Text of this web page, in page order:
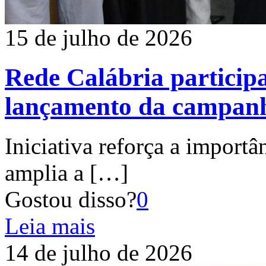
15 de julho de 2026
Rede Calábria
lançamento da
Iniciativa reforça a
amplia a […]
Gostou disso?0
Leia mais
14 de julho de 2026